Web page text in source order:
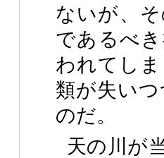
ないが、
であるべ
われてし
類が失い
のだ。
天の川が